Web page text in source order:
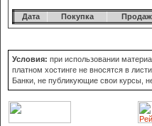
Дата Покупка
Условия: при использовании
платном хостинге не вносятся в
Банки, не публикующие свои курсы,